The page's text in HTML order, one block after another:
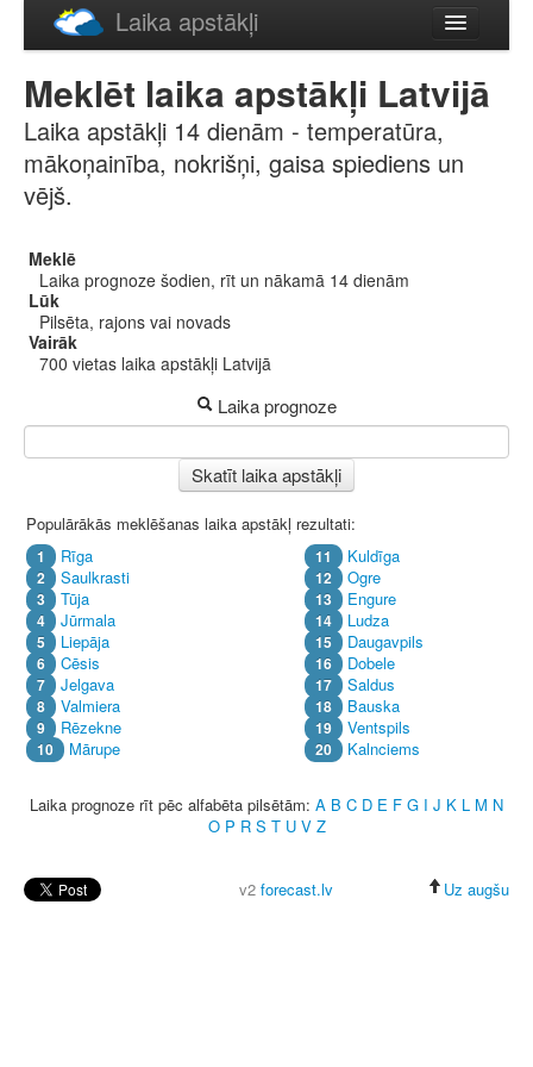
Laika apstākļi
English
Meklēt laika apstākļi Latvijā
Laika apstākļi 14 dienām - temperatūra,
mākoņainība, nokrišņi, gaisa spiediens un
vējš.
Meklē
Laika prognoze šodien, rīt un nākamā 14 dienām
Lūk
Pilsēta, rajons vai novads
Vairāk
700 vietas laika apstākļi Latvijā
Laika prognoze
Skatīt laika apstākļi
Populārākās meklēšanas laika apstākļ rezultati:
1 Rīga
2 Saulkrasti
3 Tūja
4 Jūrmala
5 Liepāja
6 Cēsis
7 Jelgava
8 Valmiera
9 Rēzekne
10 Mārupe
11 Kuldīga
12 Ogre
13 Engure
14 Ludza
15 Daugavpils
16 Dobele
17 Saldus
18 Bauska
19 Ventspils
20 Kalnciems
Laika prognoze rīt pēc alfabēta pilsētām: A B C D E F G I J K L M N
O P R S T U V Z
v2 forecast.lv Uz augšu